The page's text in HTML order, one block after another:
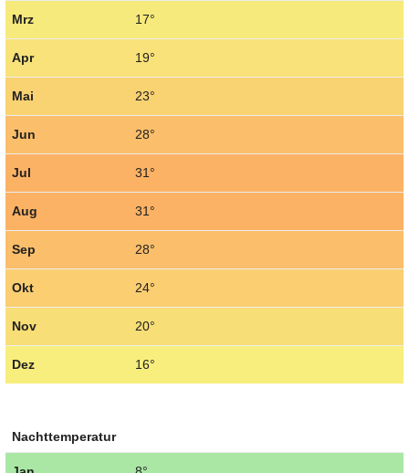
Mrz 17°
Apr 19°
Mai 23°
Jun 28°
Jul 31°
Aug 31°
Sep 28°
Okt 24°
Nov 20°
Dez 16°
Nachttemperatur